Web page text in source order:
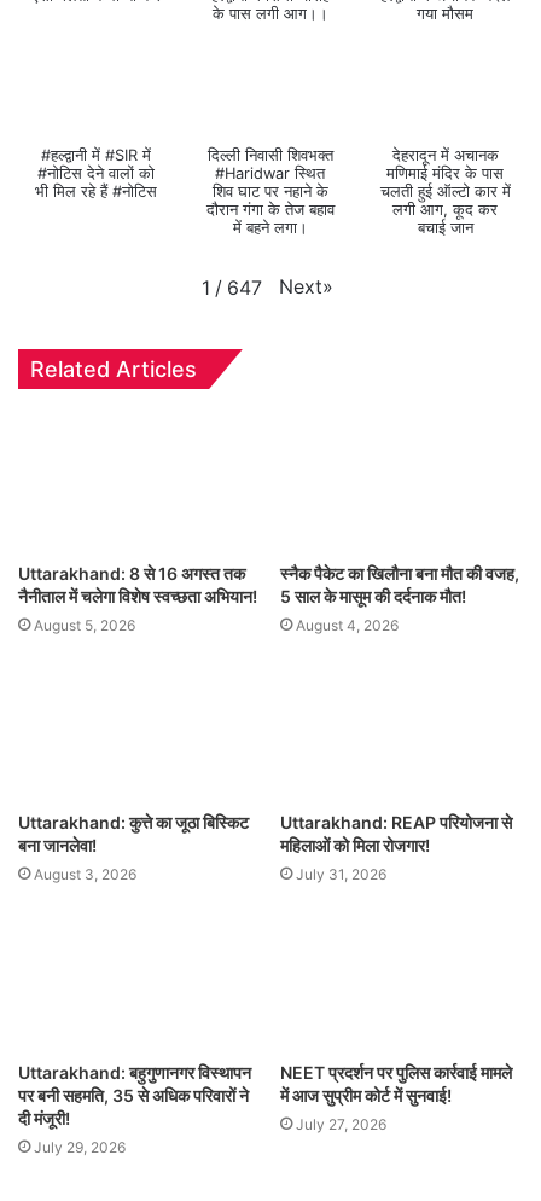
के पास लगी आग।।
गया मौसम
#हल्द्वानी में #SIR में
#नोटिस देने वालों को
भी मिल रहे हैं #नोटिस
दिल्ली निवासी शिवभक्त
#Haridwar स्थित
शिव घाट पर नहाने के
दौरान गंगा के तेज बहाव
में बहने लगा।
देहरादून में अचानक
मणिमाई मंदिर के पास
चलती हुई ऑल्टो कार में
लगी आग, कूद कर
बचाई जान
1 / 647 Next»
Related Articles
Uttarakhand: 8 से 16 अगस्त तक
नैनीताल में चलेगा विशेष स्वच्छता अभियान!
August 5, 2026
स्नैक पैकेट का खिलौना बना मौत की वजह,
5 साल के मासूम की दर्दनाक मौत!
August 4, 2026
Uttarakhand: कुत्ते का जूठा बिस्किट
बना जानलेवा!
August 3, 2026
Uttarakhand: REAP परियोजना से
महिलाओं को मिला रोजगार!
July 31, 2026
Uttarakhand: बहुगुणानगर विस्थापन
पर बनी सहमति, 35 से अधिक परिवारों ने
दी मंजूरी!
July 29, 2026
NEET प्रदर्शन पर पुलिस कार्रवाई मामले
में आज सुप्रीम कोर्ट में सुनवाई!
July 27, 2026